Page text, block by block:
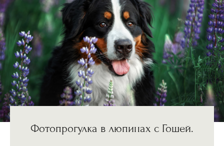
Фотопрогулка в люпинах с Гошей.